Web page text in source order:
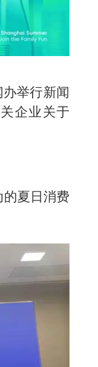
举行新闻
企业关于
夏日消费